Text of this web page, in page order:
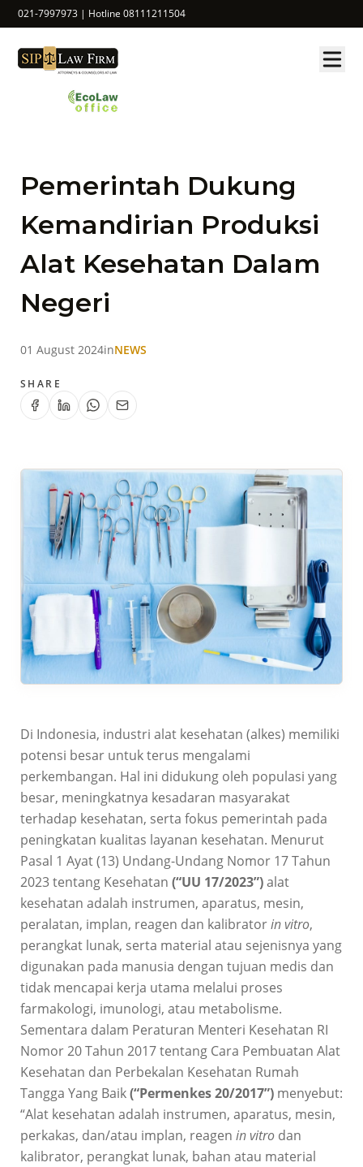
021-7997973 | Hotline 08111211504
Pemerintah Dukung
Kemandirian Produksi
Alat Kesehatan Dalam
Negeri
01 August 2024inNEWS
SHARE
Di Indonesia, industri alat kesehatan (alkes) memiliki
potensi besar untuk terus mengalami
perkembangan. Hal ini didukung oleh populasi yang
besar, meningkatnya kesadaran masyarakat
terhadap kesehatan, serta fokus pemerintah pada
peningkatan kualitas layanan kesehatan. Menurut
Pasal 1 Ayat (13) Undang-Undang Nomor 17 Tahun
2023 tentang Kesehatan (“UU 17/2023”)alat
kesehatan adalah instrumen, aparatus, mesin,
peralatan, implan, reagen dan kalibratorin vitro,
perangkat lunak, serta material atau sejenisnya yang
digunakan pada manusia dengan tujuan medis dan
tidak mencapai kerja utama melalui proses
farmakologi, imunologi, atau metabolisme.
Sementara dalam Peraturan Menteri Kesehatan RI
Nomor 20 Tahun 2017 tentang Cara Pembuatan Alat
Kesehatan dan Perbekalan Kesehatan Rumah
Tangga Yang Baik(“Permenkes 20/2017”)menyebut:
“Alat kesehatan adalah instrumen, aparatus, mesin,
perkakas, dan/atau implan, reagen in vitrodan
kalibrator, perangkat lunak, bahan atau material